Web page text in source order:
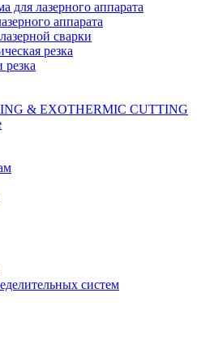
для лазерного аппарата
аппарата
сварки
резка
& EXOTHERMIC CUTTING
систем